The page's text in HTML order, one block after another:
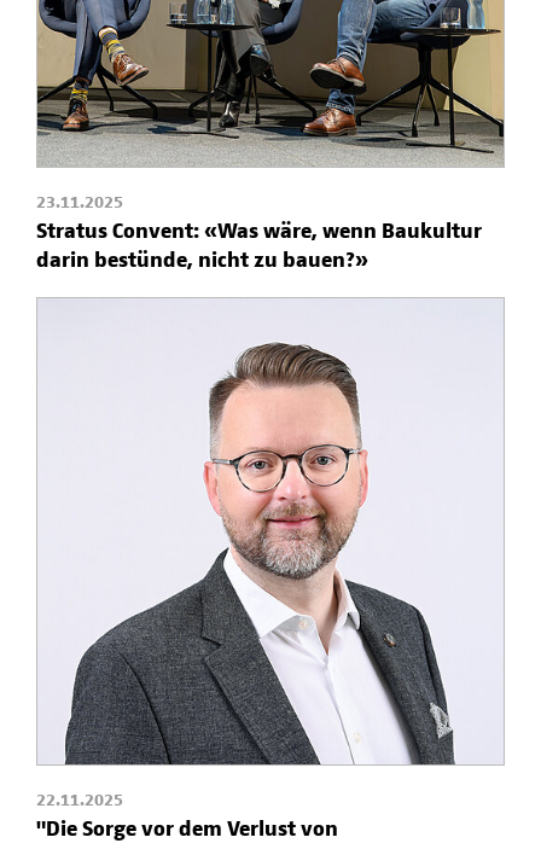
23.11.2025
Stratus Convent: «Was wäre, wenn Baukultur
darin bestünde, nicht zu bauen?»
22.11.2025
"Die Sorge vor dem Verlust von